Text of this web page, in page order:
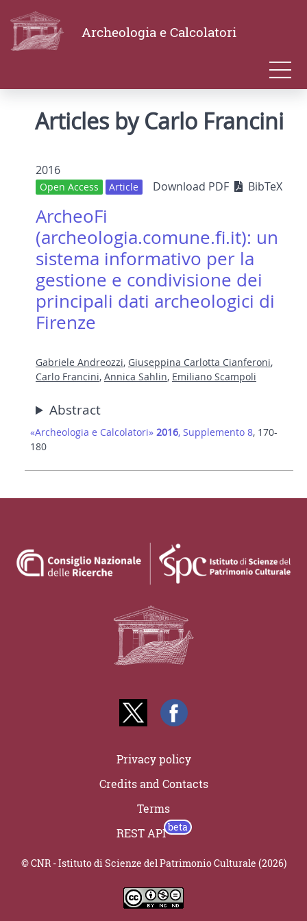
Archeologia e Calcolatori
Articles by Carlo Francini
2016
Open Access Article Download PDF BibTeX
ArcheoFi
(archeologia.comune.fi.it): un
sistema informativo per la
gestione e condivisione dei
principali dati archeologici di
Firenze
Gabriele Andreozzi, Giuseppina Carlotta Cianferoni,
Carlo Francini, Annica Sahlin, Emiliano Scampoli
Abstract
«Archeologia e Calcolatori» 2016, Supplemento 8, 170-
180
Privacy policy
Credits and Contacts
Terms
REST API
© CNR - Istituto di Scienze del Patrimonio Culturale (2026)